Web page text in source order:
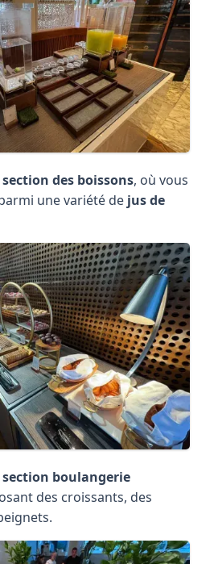
section des boissons, où vous
une variété de jus de
section boulangerie
des croissants, des